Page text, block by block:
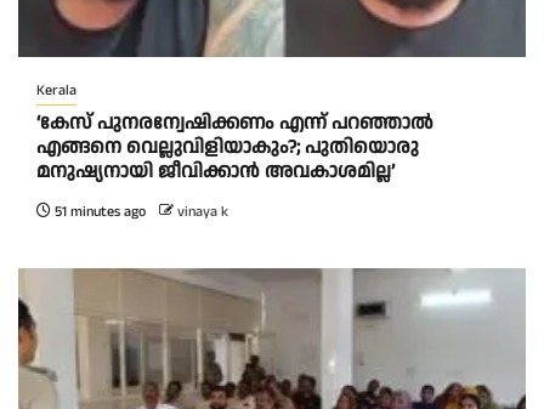
Kerala
‘കേസ് പുനരന്വേഷിക്കണം എന്ന് പറഞ്ഞാൽ
എങ്ങനെ വെല്ലുവിളിയാകും?; പുതിയൊരു
മനുഷ്യനായി ജീവിക്കാൻ അവകാശമില്ല’
51 minutes ago vinaya k